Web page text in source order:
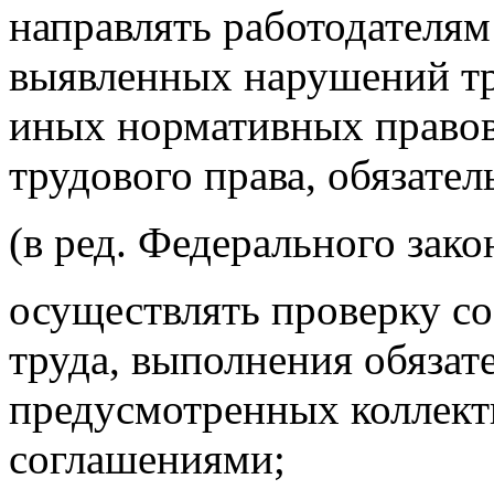
направлять
выявленных нарушений
иных нормативных
трудового права,
(в ред. Федерального
осуществлять проверку
труда, выполнения
предусмотренных
соглашениями;